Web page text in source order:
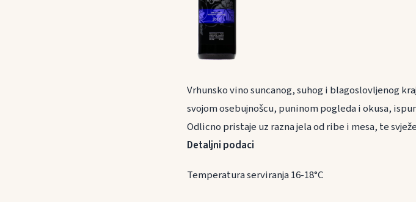
Vrhunsko vino suncanog, suhog i blagoslovljenog
svojom osebujnošcu, puninom pogleda i okusa,
Odlicno pristaje uz razna jela od ribe i mesa, te
Detaljni podaci
Temperatura serviranja 16-18°C